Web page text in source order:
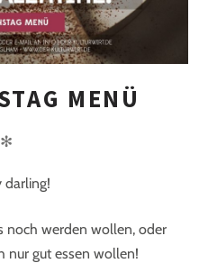
MENÜ
✻
darling!
noch werden wollen, oder
nur gut essen wollen!